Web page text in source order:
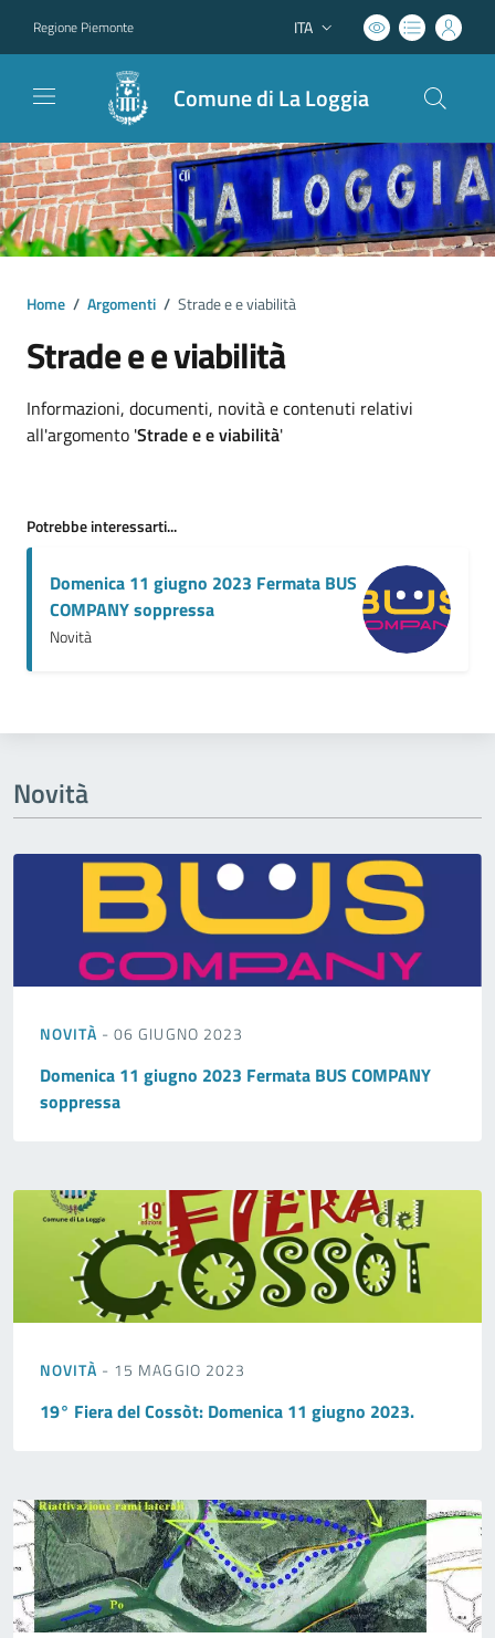
Regione Piemonte Lingua attiva:
ITA
Comune di La Loggia
Home / Argomenti / Strade e e viabilità
Strade e e viabilità
Dettagli argomento
Informazioni, documenti, novità e contenuti relativi
all'argomento 'Strade e e viabilità'
Potrebbe interessarti...
Domenica 11 giugno 2023 Fermata BUS
COMPANY soppressa
Novità
Novità
NOVITÀ - 06 GIUGNO 2023
Domenica 11 giugno 2023 Fermata BUS COMPANY
soppressa
NOVITÀ - 15 MAGGIO 2023
19° Fiera del Cossòt: Domenica 11 giugno 2023.